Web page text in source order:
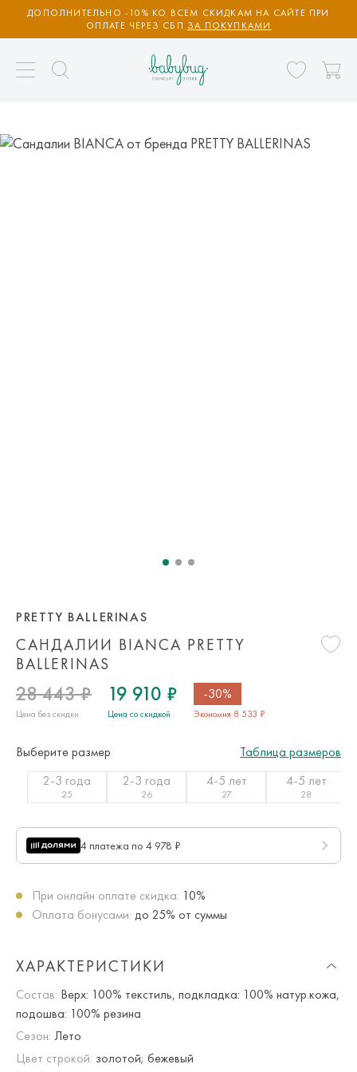
ДОПОЛНИТЕЛЬНО -10% КО ВСЕМ СКИДКАМ НА САЙТЕ ПРИ
ОПЛАТЕ ЧЕРЕЗ СБП ЗА ПОКУПКАМИ
САНДАЛИИ BIANCA PRETTY
BALLERINAS
PRETTY BALLERINAS
28 443 ₽
Цена без скидки
19 910 ₽
Цена со скидкой
-30%
Экономия 8 533 ₽
Выберите размер
Таблица размеров
2-3 года
25
2-3 года
26
4-5 лет
27
4-5 лет
28
4 платежа по 4 978 ₽
При онлайн оплате скидка: 10%
Оплата бонусами: до 25% от суммы
ХАРАКТЕРИСТИКИ
Состав: Верх: 100% текстиль, подкладка: 100% натур.кожа,
подошва: 100% резина
Сезон: Лето
Цвет строкой: золотой; бежевый